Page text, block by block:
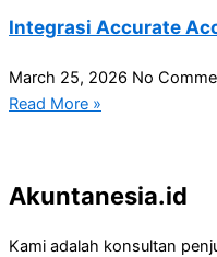
Integrasi Accurate
March 25, 2026 No
Read More »
Akuntanesia.id
Kami adalah konsultan